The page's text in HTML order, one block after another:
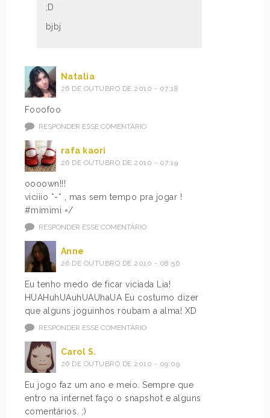
;D
bjbj
Natalia
26 DE OUTUBRO DE 2010 - 07:18
Fooofoo
RESPONDER ESSE COMENTÁRIO
rafa kaori
26 DE OUTUBRO DE 2010 - 07:19
oooown!!!
viciiio *-* , mas sem tempo pra jogar !
#mimimi =/
RESPONDER ESSE COMENTÁRIO
Anne
26 DE OUTUBRO DE 2010 - 08:56
Eu tenho medo de ficar viciada Lia!
HUAHuhUAuhUAUhaUA Eu costumo dizer
que alguns joguinhos roubam a alma! XD
RESPONDER ESSE COMENTÁRIO
Carol S.
26 DE OUTUBRO DE 2010 - 09:09
Eu jogo faz um ano e meio. Sempre que
entro na internet faço o snapshot e alguns
comentários. ;)